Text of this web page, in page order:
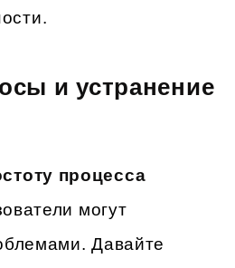
и устранение
процесса
могут
Давайте